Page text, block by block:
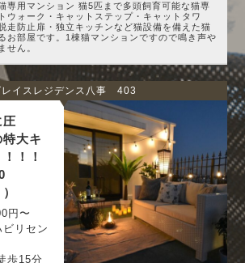
専用マンション 猫5匹まで多頭飼育可能な猫専
ウォーク・キャットステップ・キャットタワ
走防止扉・独立キッチンなど猫設備を備えた猫
お部屋です。1棟猫マンションですので鳴き声や
せん。
レイスレジデンス八事 403
圧
大キ
！！
円〜
リセン
歩15分